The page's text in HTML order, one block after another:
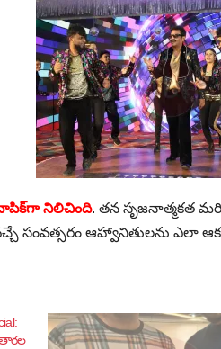
నిలిచింది. తన సృజనాత్మకత
ఆహ్వానితులను ఎలా